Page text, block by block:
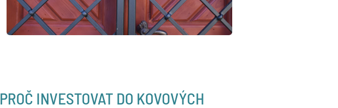
PROČ INVESTOVAT DO KOVOVÝCH